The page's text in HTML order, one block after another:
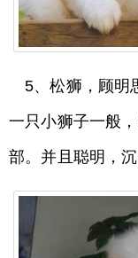
5、松狮，顾明
一只小狮子一般
部。并且聪明，